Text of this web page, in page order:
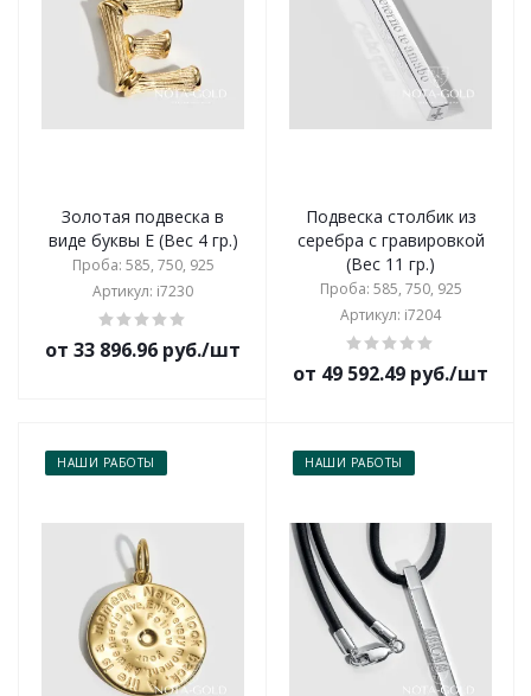
Золотая подвеска в
виде буквы Е (Вес 4 гр.)
Проба: 585, 750, 925
Артикул: i7230
от 33 896.96 руб./шт
Подвеска столбик из
серебра с гравировкой
(Вес 11 гр.)
Проба: 585, 750, 925
Артикул: i7204
от 49 592.49 руб./шт
НАШИ РАБОТЫ НАШИ РАБОТЫ